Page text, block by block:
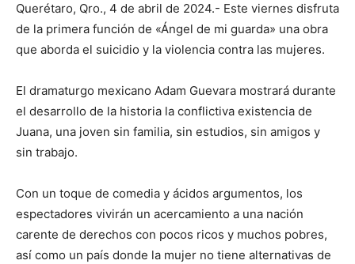
Querétaro, Qro., 4 de abril de 2024.- Este viernes disfruta
de la primera función de «Ángel de mi guarda» una obra
que aborda el suicidio y la violencia contra las mujeres.
El dramaturgo mexicano Adam Guevara mostrará durante
el desarrollo de la historia la conflictiva existencia de
Juana, una joven sin familia, sin estudios, sin amigos y
sin trabajo.
Con un toque de comedia y ácidos argumentos, los
espectadores vivirán un acercamiento a una nación
carente de derechos con pocos ricos y muchos pobres,
así como un país donde la mujer no tiene alternativas de